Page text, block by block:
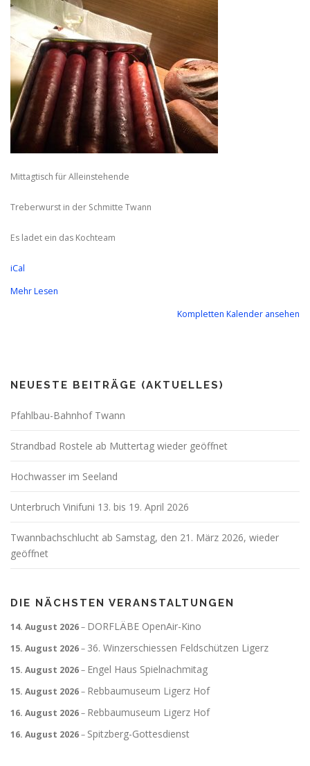
Mittagtisch für Alleinstehende
Treberwurst in der Schmitte Twann
Es ladet ein das Kochteam
iCal
Mehr Lesen
Kompletten Kalender ansehen
NEUESTE BEITRÄGE (AKTUELLES)
Pfahlbau-Bahnhof Twann
Strandbad Rostele ab Muttertag wieder geöffnet
Hochwasser im Seeland
Unterbruch Vinifuni 13. bis 19. April 2026
Twannbachschlucht ab Samstag, den 21. März 2026, wieder
geöffnet
DIE NÄCHSTEN VERANSTALTUNGEN
14. August 2026– DORFLÄBE OpenAir-Kino
15. August 2026– 36. Winzerschiessen Feldschützen Ligerz
15. August 2026– Engel Haus Spielnachmitag
15. August 2026– Rebbaumuseum Ligerz Hof
16. August 2026– Rebbaumuseum Ligerz Hof
16. August 2026– Spitzberg-Gottesdienst